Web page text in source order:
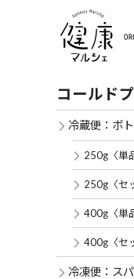
コールド
冷蔵便：ボ
250g〈単
250g〈セ
400g〈単
400g〈セ
冷凍便：ス